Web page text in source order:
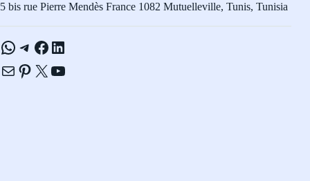
5 bis rue Pierre Mendès France 1082 Mutuelleville, Tunis, Tunisia
WhatsApp
Telegram
Facebook
LinkedIn
E-mailPinterest
X YouTube